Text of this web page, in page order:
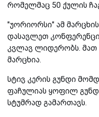
რომელმაც 50 ქულის
"უორიორსი" ამ
დასავლეთ
კვლავ ლიდერობს. მათ
მარცხია.
სტივ კერის გუნდი
ფაჩულიას ყოფილ
სტუმრად გამართავს.